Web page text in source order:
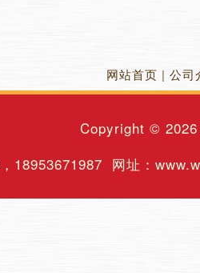
网站首页 | 公司
Copyright ©
， 18953671987 网址：